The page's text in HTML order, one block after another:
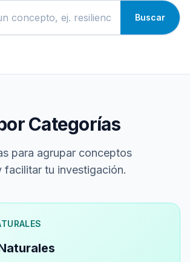
Buscar
Categorías
para agrupar conceptos
facilitar tu investigación.